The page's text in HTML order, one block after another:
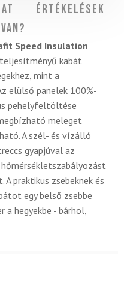
Értékelések
Speed Insulation
teljesítményű kabát
mint a
elülső panelek 100%-
pehelyfeltöltése
meleget
A szél- és vízálló
gyapjúval az
praktikus zsebeknek és
egy belső zsebbe
a hegyekbe - bárhol,